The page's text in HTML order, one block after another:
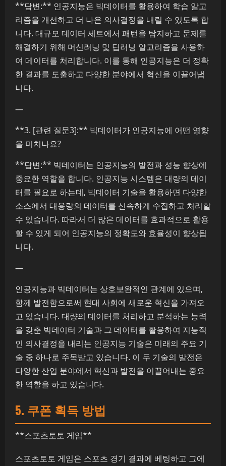
**답변:** 인공지능은 빅데이터를 활용하여 학습 알고
리즘을 개선하고 더 나은 의사결정을 내릴 수 있도록 합
니다. 대규모 데이터 세트에서 패턴을 탐지하고 문제를
해결하기 위해 머신러닝 및 딥러닝 알고리즘을 사용하
여 데이터를 처리합니다. 이를 통해 인공지능은 더 정확
한 결과를 도출하고 다양한 분야에서 혁신을 이끌어냅
니다.
—
**3. [관련 질문3]:** 빅데이터가 인공지능에 어떤 영향
을 미치나요?
**답변:** 빅데이터는 인공지능의 발전과 성능 향상에
중요한 역할을 합니다. 인공지능 시스템은 대량의 데이
터를 필요로 하는데, 빅데이터 기술을 활용하면 다양한
소스에서 대용량의 데이터를 신속하게 수집하고 처리할
수 있습니다. 따라서 더 많은 데이터를 효과적으로 활용
할 수 있게 되어 인공지능의 정확도와 효율성이 향상됩
니다.
—
인공지능과 빅데이터는 상호보완적인 관계에 있으며,
함께 발전함으로써 현대 사회에 새로운 혁신을 가져오
고 있습니다. 대량의 데이터를 처리하고 분석하는 능력
을 갖춘 빅데이터 기술과 그 데이터를 활용하여 지능적
인 의사결정을 내리는 인공지능 기술은 미래의 주요 기
술 중 하나로 주목받고 있습니다. 이 두 기술의 발전은
다양한 산업 분야에서 혁신과 발전을 이끌어내는 중요
한 역할을 하고 있습니다.
5. 쿠폰 획득 방법
**스포츠토토 게임**
스포츠토토 게임은 스포츠 경기 결과에 베팅하고 그에